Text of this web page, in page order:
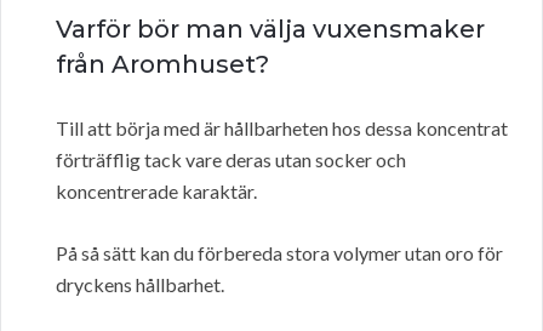
Varför bör man välja vuxensmaker
från Aromhuset?
Till att börja med är hållbarheten hos dessa koncentrat
förträfflig tack vare deras utan socker och
koncentrerade karaktär.
På så sätt kan du förbereda stora volymer utan oro för
dryckens hållbarhet.